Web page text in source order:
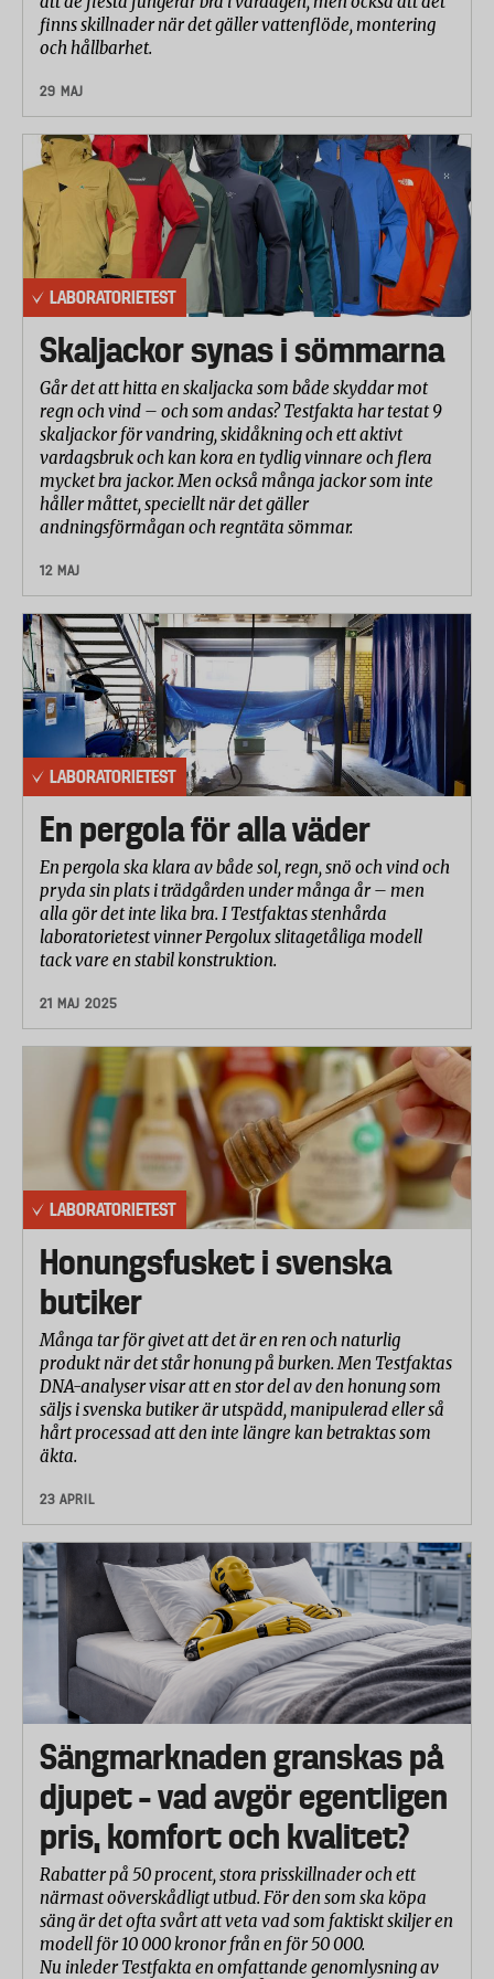
Ju högre pH-värde desto mer tar kroppen upp.
9,5 vilket innebär en skillnad i upptag på mellan 50
och 90 procent av nikotinet i påsen.
finns skillnader när det gäller vattenflöde, montering
och hållbarhet.
29 MAJ
LABORATORIETEST
Skaljackor synas i sömmarna
Går det att hitta en skaljacka som både skyddar mot
regn och vind – och som andas? Testfakta har testat 9
skaljackor för vandring, skidåkning och ett aktivt
vardagsbruk och kan kora en tydlig vinnare och flera
mycket bra jackor. Men också många jackor som inte
håller måttet, speciellt när det gäller
andningsförmågan och regntäta sömmar.
12 MAJ
LABORATORIETEST
En pergola för alla väder
En pergola ska klara av både sol, regn, snö och vind och
pryda sin plats i trädgården under många år – men
alla gör det inte lika bra. I Testfaktas stenhårda
laboratorietest vinner Pergolux slitagetåliga modell
tack vare en stabil konstruktion.
21 MAJ 2025
LABORATORIETEST
Honungsfusket i svenska
butiker
Många tar för givet att det är en ren och naturlig
produkt när det står honung på burken. Men Testfaktas
DNA-analyser visar att en stor del av den honung som
säljs i svenska butiker är utspädd, manipulerad eller så
hårt processad att den inte längre kan betraktas som
äkta.
23 APRIL
Sängmarknaden granskas på
djupet – vad avgör egentligen
pris, komfort och kvalitet?
Rabatter på 50 procent, stora prisskillnader och ett
närmast oöverskådligt utbud. För den som ska köpa
säng är det ofta svårt att veta vad som faktiskt skiljer en
modell för 10 000 kronor från en för 50 000.
Nu inleder Testfakta en omfattande genomlysning av